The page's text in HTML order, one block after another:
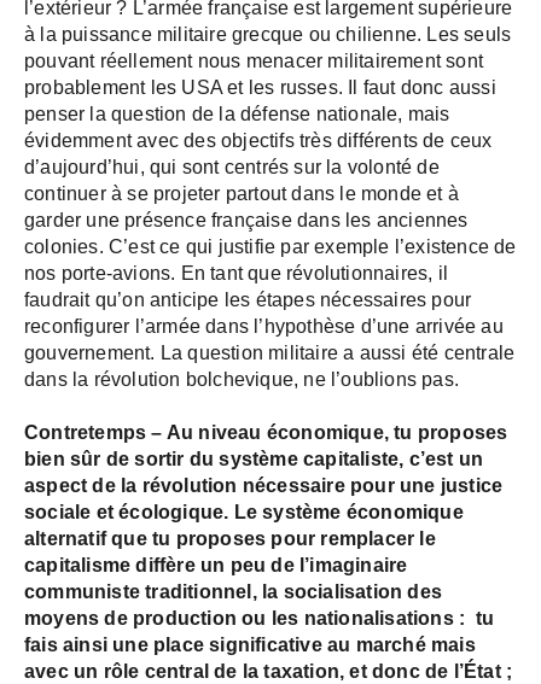
l’extérieur ? L’armée française est largement supérieure
à la puissance militaire grecque ou chilienne. Les seuls
pouvant réellement nous menacer militairement sont
probablement les USA et les russes. Il faut donc aussi
penser la question de la défense nationale, mais
évidemment avec des objectifs très différents de ceux
d’aujourd’hui, qui sont centrés sur la volonté de
continuer à se projeter partout dans le monde et à
garder une présence française dans les anciennes
colonies. C’est ce qui justifie par exemple l’existence de
nos porte-avions. En tant que révolutionnaires, il
faudrait qu’on anticipe les étapes nécessaires pour
reconfigurer l’armée dans l’hypothèse d’une arrivée au
gouvernement. La question militaire a aussi été centrale
dans la révolution bolchevique, ne l’oublions pas.
Contretemps – Au niveau économique, tu proposes
bien sûr de sortir du système capitaliste, c’est un
aspect de la révolution nécessaire pour une justice
sociale et écologique. Le système économique
alternatif que tu proposes pour remplacer le
capitalisme diffère un peu de l’imaginaire
communiste traditionnel, la socialisation des
moyens de production ou les nationalisations : tu
fais ainsi une place significative au marché mais
avec un rôle central de la taxation, et donc de l’État ;